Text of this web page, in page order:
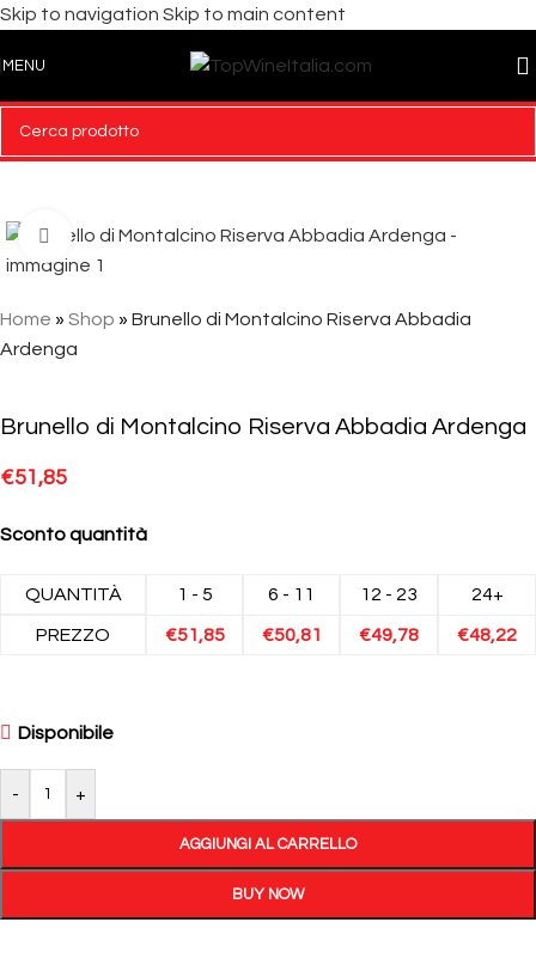
Skip to navigation Skip to main content
MENU
Click to enlarge
Home » Shop » Brunello di Montalcino Riserva Abbadia
Ardenga
Brunello di Montalcino Riserva Abbadia Ardenga
€51,85
Sconto quantità
QUANTITÀ 1 - 5 6 - 11 12 - 23 24+
PREZZO €51,85 €50,81 €49,78 €48,22
Disponibile
- +
AGGIUNGI AL CARRELLO
BUY NOW